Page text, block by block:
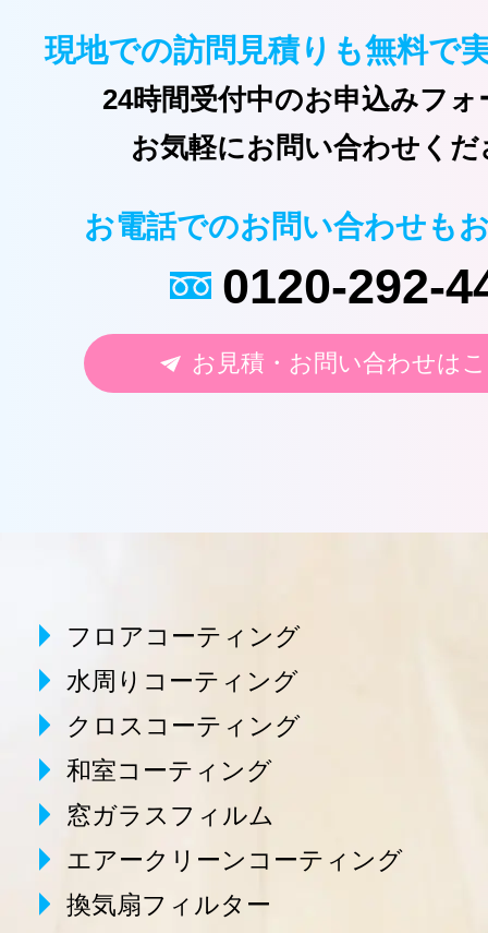
現地での訪問見積りも無料で
24時間受付中のお申込みフォ
お気軽にお問い合わせくだ
お電話でのお問い合わせも
0120-292-
お見積・お問い合わせは
フロアコーティング
水周りコーティング
クロスコーティング
和室コーティング
窓ガラスフィルム
エアークリーンコーティング
換気扇フィルター